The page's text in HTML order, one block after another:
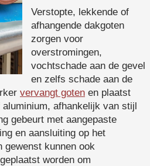
Verstopte, lekkende of
afhangende dakgoten
zorgen voor
overstromingen,
vochtschade aan de gevel
en zelfs schade aan de
vervangt goten en plaatst
afhankelijk van stijl
gebeurt met aangepaste
en aansluiting op het
gewenst kunnen ook
worden om